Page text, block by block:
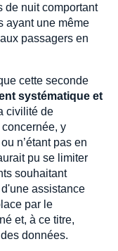
de nuit comportant
ayant une même
passagers en
cette seconde
systématique et
civilité de
concernée, y
n’étant pas en
pu se limiter
souhaitant
assistance
par le
et, à ce titre,
données.